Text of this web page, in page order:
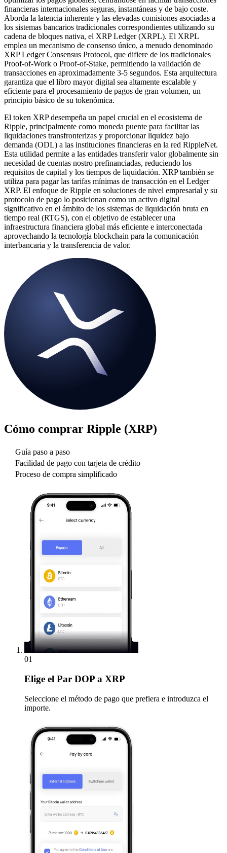
financieras internacionales seguras, instantáneas y de bajo coste.
Aborda la latencia inherente y las elevadas comisiones asociadas a
los sistemas bancarios tradicionales correspondientes utilizando su
cadena de bloques nativa, el XRP Ledger (XRPL). El XRPL
emplea un mecanismo de consenso único, a menudo denominado
XRP Ledger Consensus Protocol, que difiere de los tradicionales
Proof-of-Work o Proof-of-Stake, permitiendo la validación de
transacciones en aproximadamente 3-5 segundos. Esta arquitectura
garantiza que el libro mayor digital sea altamente escalable y
eficiente para el procesamiento de pagos de gran volumen, un
principio básico de su tokenómica.
El token XRP desempeña un papel crucial en el ecosistema de
Ripple, principalmente como moneda puente para facilitar las
liquidaciones transfronterizas y proporcionar liquidez bajo
demanda (ODL) a las instituciones financieras en la red RippleNet.
Esta utilidad permite a las entidades transferir valor globalmente sin
necesidad de cuentas nostro prefinanciadas, reduciendo los
requisitos de capital y los tiempos de liquidación. XRP también se
utiliza para pagar las tarifas mínimas de transacción en el Ledger
XRP. El enfoque de Ripple en soluciones de nivel empresarial y su
protocolo de pago lo posicionan como un activo digital
significativo en el ámbito de los sistemas de liquidación bruta en
tiempo real (RTGS), con el objetivo de establecer una
infraestructura financiera global más eficiente e interconectada
aprovechando la tecnología blockchain para la comunicación
interbancaria y la transferencia de valor.
Cómo comprar Ripple (XRP)
Guía paso a paso
Facilidad de pago con tarjeta de crédito
Proceso de compra simplificado
01
Elige el Par DOP a XRP
Seleccione el método de pago que prefiera e introduzca el
importe.